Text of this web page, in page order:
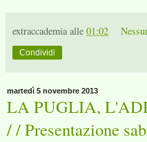
extraccademia alle 01:02
Condividi
martedì 5 novembre 2013
LA PUGLIA,
/ / Presentazione